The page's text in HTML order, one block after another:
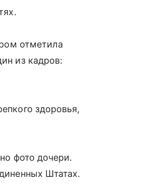
отметила
из кадров:
здоровья,
фото дочери.
Штатах.